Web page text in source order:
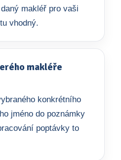
makléř pro vaši
vhodný.
makléře
konkrétního
jméno do poznámky
poptávky to